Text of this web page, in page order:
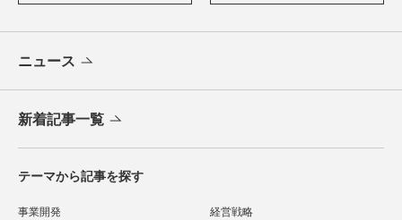
ニュース
新着記事一覧
テーマから記事を探す
事業開発 経営戦略